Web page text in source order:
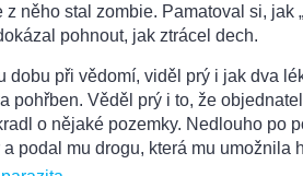
něho stal zombie. Pamatoval si, jak
pohnout, jak ztrácel dech.
dobu při vědomí, viděl prý i jak dva
pohřben. Věděl prý i to, že
o nějaké pozemky. Nedlouho po
podal mu drogu, která mu umožnila